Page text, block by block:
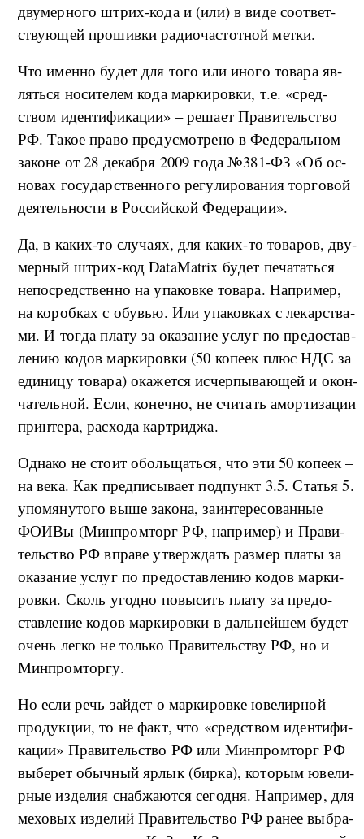
дву­мер­но­го штрих-ко­да и (и­ли) в ви­де со­о­т­вет­
ству­ю­щей про­шив­ки ра­дио­ча­сто­т­ной мет­ки.
Что имен­но бу­дет для то­го или ино­го то­ва­ра яв­
лять­ся но­си­те­лем ко­да мар­ки­ро­в­ки, т.е. «сред­
ством иден­ти­фи­ка­ции» – ре­ша­ет Пра­ви­тель­ство
РФ. Та­кое пра­во пре­ду­смо­т­ре­но в Фе­де­раль­ном
за­ко­не от 28 де­ка­б­ря 2009 го­да №381-ФЗ «Об ос­
но­вах го­су­дар­ствен­но­го ре­гу­ли­ро­ва­ния тор­го­вой
де­я­тель­но­сти в Рос­сий­ской Фе­де­ра­ции».
Да, в ка­ких-то слу­ча­ях, для ка­ких-то то­ва­ров, дву­
мер­ный штрих-­код DataMatrix бу­дет пе­ча­тать­ся
не­по­сред­ствен­но на упа­ко­в­ке то­ва­ра. На­при­мер,
на ко­роб­ках с обу­вью. Или упа­ко­в­ках с ле­кар­ства­
ми. И то­г­да пла­ту за ока­за­ние услуг по пре­до­став­
ле­нию ко­дов мар­ки­ро­в­ки (50 ко­пе­ек плюс НДС за
еди­ни­цу то­ва­ра) ока­жет­ся ис­чер­пы­ва­ю­щей и окон­
ча­тель­ной. Ес­ли, ко­неч­но, не счи­тать амор­ти­за­ции
при­н­те­ра, рас­хо­да кар­три­д­жа.
Од­на­ко не сто­ит обо­льщать­ся, что эти 50 ко­пе­ек –
на ве­ка. Как пред­пи­сы­ва­ет под­пункт 3.5. Ста­тья 5.
упо­мя­ну­то­го вы­ше за­ко­на, за­ин­те­ре­со­ван­ные
ФОИВы (Мин­про­м­торг РФ, на­при­мер) и Пра­ви­
тель­ство РФ впра­ве утвер­ж­дать раз­мер пла­ты за
ока­за­ние услуг по пре­до­став­ле­нию ко­дов мар­ки­
ро­в­ки. Сколь угод­но по­вы­сить пла­ту за пре­до­
став­ле­ние ко­дов мар­ки­ро­в­ки в даль­ней­шем бу­дет
очень ле­г­ко не толь­ко Пра­ви­тель­ству РФ, но и
Мин­про­м­тор­гу.
Но ес­ли речь зай­дет о мар­ки­ро­в­ке юве­ли­р­ной
про­дук­ции, то не факт, что «сред­ством иден­ти­фи­
ка­ции» Пра­ви­тель­ство РФ или Мин­про­м­торг РФ
вы­бе­рет обы­ч­ный яр­лык (би­р­ка), ко­то­рым юве­ли­
р­ные из­де­лия сна­б­жа­ют­ся се­год­ня. На­при­мер, для
ме­хо­вых из­де­лий Пра­ви­тель­ство РФ ра­нее вы­бра­